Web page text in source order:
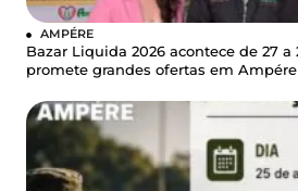
AMPÉRE
Bazar Liquida 2026 acontece de 27 a
promete grandes ofertas em Ampére